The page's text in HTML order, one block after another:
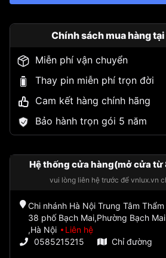
Chính sách mua hàng
Miễn phí vận chuyển
Thay pin miễn phí trọn đời
Cam kết hàng chính hãng
Bảo hành trọn gói 5 năm
Hệ thống cửa hàng(mở cửa
vui lòng liên hệ trước để vnlux.vn
Chi nhánh Hà Nội Trung Tâm
38 phố Bạch Mai,Phường Bạch
,Hà Nội
Liên hệ
0585215215
Chỉ đường